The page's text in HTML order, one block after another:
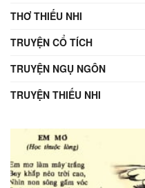
THƠ THIẾU NHI
TRUYỆN CỔ TÍCH
TRUYỆN NGỤ NGÔN
TRUYỆN THIẾU NHI